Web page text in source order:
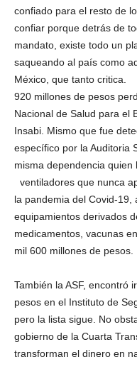
confiado para el resto de
confiar porque detrás de
mandato, existe todo un
saqueando al país como
México, que tanto critica.
920 millones de pesos
Nacional de Salud para el
Insabi. Mismo que fue
específico por la Auditoria
misma dependencia
ventiladores que nunca
la pandemia del Covid-
equipamientos derivados
medicamentos, vacunas
mil 600 millones de pesos.
También la ASF, encontró
pesos en el Instituto de
pero la lista sigue. No
gobierno de la Cuarta
transforman el dinero en